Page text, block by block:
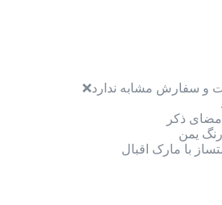
و سفارش مشابه ندارد❌️
ذکر
یمن
با مارک اقبال